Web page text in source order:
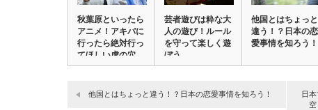
秋葉原といったら
アニメ！アキバに
行ったら絶対行っ
てほしい虎の穴、
…
芸者遊びは粋な大
人の遊び！ルール
を守って楽しく遊
ぼう
他国とはちょっと
違う！？日本の恋
愛事情を知ろう！
他国とはちょっと違う！？日本の恋愛事情を知ろう！
日